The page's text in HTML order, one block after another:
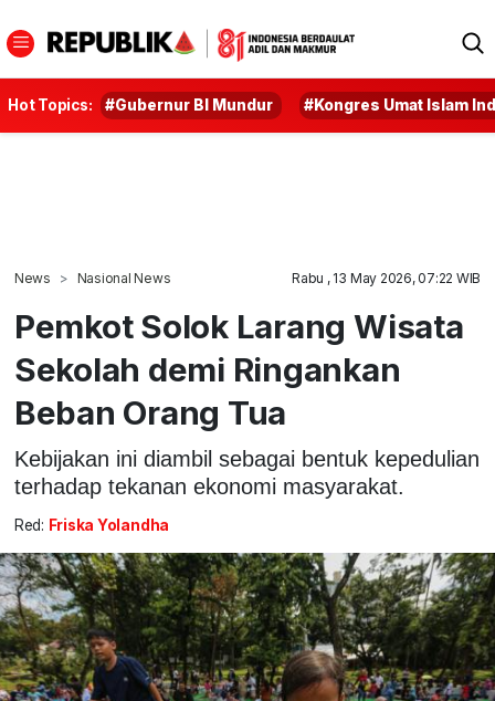
Hot Topics: #Gubernur BI Mundur #Kongres Umat Islam
News Nasional News Rabu , 13 May 2026, 07:22 WIB
Pemkot Solok Larang Wisata
Sekolah demi Ringankan
Beban Orang Tua
Kebijakan ini diambil sebagai bentuk kepedulian
terhadap tekanan ekonomi masyarakat.
Red: Friska Yolandha